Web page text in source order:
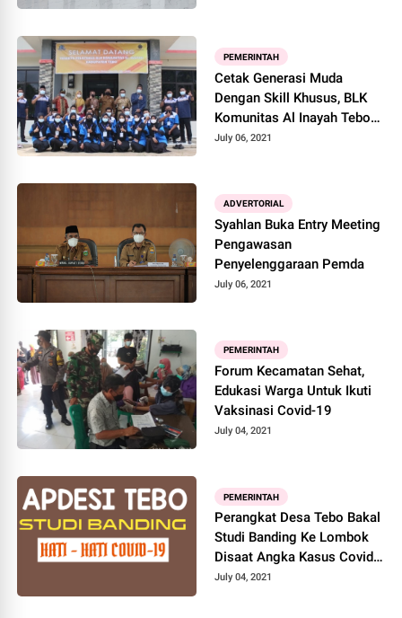
PEMERINTAH
Cetak Generasi Muda
Dengan Skill Khusus, BLK
Komunitas Al Inayah Tebo
Gelar Pelatihan
July 06, 2021
ADVERTORIAL
Syahlan Buka Entry Meeting
Pengawasan
Penyelenggaraan Pemda
July 06, 2021
PEMERINTAH
Forum Kecamatan Sehat,
Edukasi Warga Untuk Ikuti
Vaksinasi Covid-19
July 04, 2021
PEMERINTAH
Perangkat Desa Tebo Bakal
Studi Banding Ke Lombok
Disaat Angka Kasus Covid-
19 Meninggi
July 04, 2021